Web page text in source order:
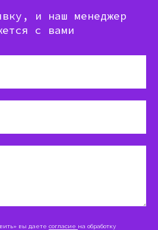
и наш менеджер
с вами
вы даете согласие на обработку